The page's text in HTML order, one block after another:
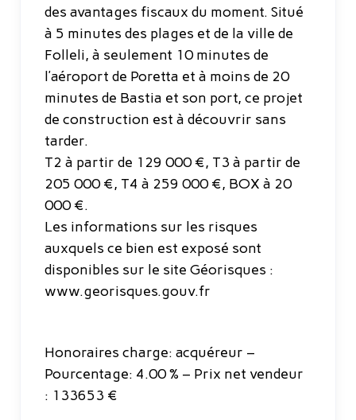
des avantages fiscaux du moment. Situé
à 5 minutes des plages et de la ville de
Folleli, à seulement 10 minutes de
l’aéroport de Poretta et à moins de 20
minutes de Bastia et son port, ce projet
de construction est à découvrir sans
tarder.
T2 à partir de 129 000 €, T3 à partir de
205 000 €, T4 à 259 000 €, BOX à 20
000 €.
Les informations sur les risques
auxquels ce bien est exposé sont
disponibles sur le site Géorisques :
www.georisques.gouv.fr
Honoraires charge: acquéreur –
Pourcentage: 4.00 % – Prix net vendeur
: 133653 €